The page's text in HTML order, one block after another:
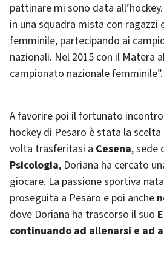
pattinare mi sono data
in una squadra mista con ragazzi
femminile, partecipando ai
nazionali. Nel 2015 con il Matera
campionato nazionale femminile”.
A favorire poi il fortunato
hockey di Pesaro è stata la
volta trasferitasi a Cesena, sede
Psicologia, Doriana ha cercato
giocare. La passione sportiva
proseguita a Pesaro e poi anche
dove Doriana ha trascorso il suo
continuando ad allenarsi e ad